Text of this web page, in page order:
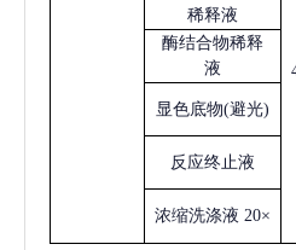
稀释液
酶结合物稀释
液
显色底物(避光)
反应终止液
浓缩洗涤液 20×